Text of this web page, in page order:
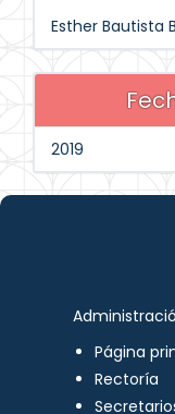
Esther Bautista
2019
Página
Rectoría